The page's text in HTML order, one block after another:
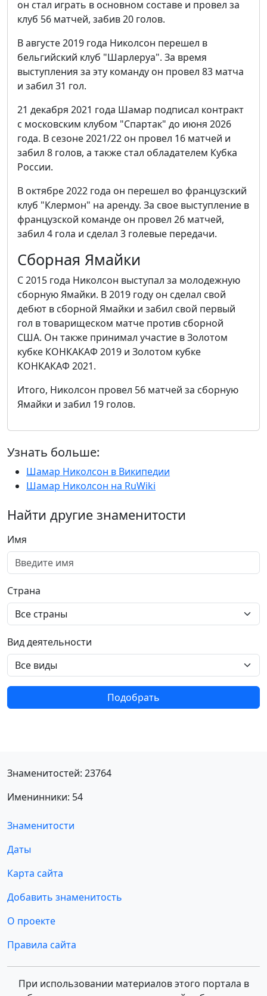
он стал играть в основном составе и провел за
клуб 56 матчей, забив 20 голов.
В августе 2019 года Николсон перешел в
бельгийский клуб "Шарлеруа". За время
выступления за эту команду он провел 83 матча
и забил 31 гол.
21 декабря 2021 года Шамар подписал контракт
с московским клубом "Спартак" до июня 2026
года. В сезоне 2021/22 он провел 16 матчей и
забил 8 голов, а также стал обладателем Кубка
России.
В октябре 2022 года он перешел во французский
клуб "Клермон" на аренду. За свое выступление в
французской команде он провел 26 матчей,
забил 4 гола и сделал 3 голевые передачи.
Сборная Ямайки
С 2015 года Николсон выступал за молодежную
сборную Ямайки. В 2019 году он сделал свой
дебют в сборной Ямайки и забил свой первый
гол в товарищеском матче против сборной
США. Он также принимал участие в Золотом
кубке КОНКАКАФ 2019 и Золотом кубке
КОНКАКАФ 2021.
Итого, Николсон провел 56 матчей за сборную
Ямайки и забил 19 голов.
Узнать больше:
Шамар Николсон в Википедии
Шамар Николсон на RuWiki
Найти другие знаменитости
Имя
Страна
Вид деятельности
Подобрать
Знаменитостей: 23764
Именинники: 54
Знаменитости
Даты
Карта сайта
Добавить знаменитость
О проекте
Правила сайта
При использовании материалов этого портала в